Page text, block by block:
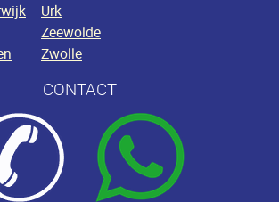
Urk
Zeewolde
Zwolle
CONTACT